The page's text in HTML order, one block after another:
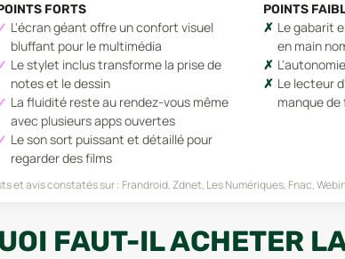
FORTS
L'écran géant offre un confort visuel
bluffant pour le multimédia
Le stylet inclus transforme la prise de
notes et le dessin
La fluidité reste au rendez-vous même
avec plusieurs apps ouvertes
Le son sort puissant et détaillé pour
regarder des films
POINTS
Le gabarit
en main
Le lecteur
manque
et avis constatés sur : Frandroid, Zdnet, Les Numériques, Fnac,
FAUT-IL ACHETER